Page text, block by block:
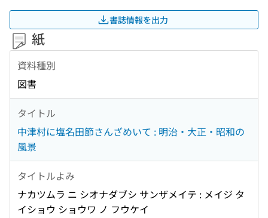
書誌情報を出力
紙
資料種別
図書
タイトル
中津村に塩名田節さんざめいて : 明治・大正・昭和の
風景
タイトルよみ
ナカツムラ ニ シオナダブシ サンザメイテ : メイジ タ
イショウ ショウワ ノ フウケイ